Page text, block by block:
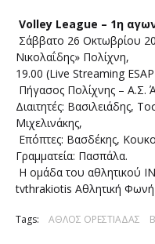
Volley League – 1η
Σάββατο 26 Οκτωβρίου
Νικολαΐδης» Πολίχνη,
19.00 (Live Streaming
Πήγασος Πολίχνης – Α.Σ.
Διαιτητές: Βασιλειάδης,
Μιχελινάκης,
Επόπτες: Βασδέκης,
Γραμματεία: Πασπάλα.
Η ομάδα του αθλητικού
tvthrakiotis Αθλητική
Tags: ΑΘΛΟΣ ΟΡΕΣΤΙΑΔΑΣ